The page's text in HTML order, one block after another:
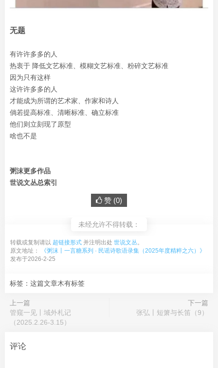
无题
有许许多多的人
热衷于 降低文艺标准、模糊文艺标准、粉碎文艺标准
因为只有这样
这许许多多的人
才能成为所谓的艺术家、作家和诗人
倘若提高标准、清晰标准、确立标准
他们则立刻现了原型
啥也不是
粥沫更多作品
世说文丛总索引
赞 (0)
未经允许不得转载：
转载或复制请以 超链接形式 并注明出处 世说文丛。
原文地址：
《粥沫丨一言糖系列 · 民谣诗歌语录集（2025年度精粹之六）》
发布于2026-2-25
标签：这篇文章木有标签
上一篇
管窥一见丨域外札记
（2025.2.26-3.15）
下一篇
张弘丨短箫与长笛（9）
评论